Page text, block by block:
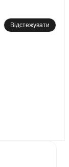
Відстежувати